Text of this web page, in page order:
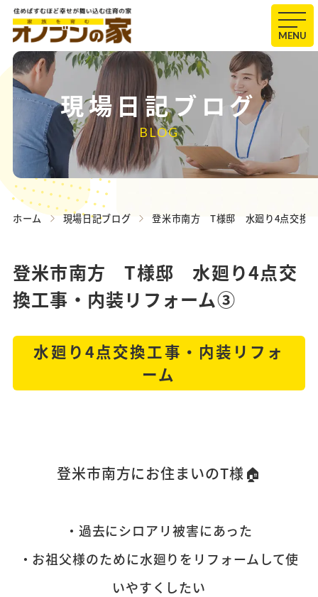
MENU
現場日記ブログ
BLOG
ホーム 現場日記ブログ 登米市南方 T様邸 水廻り4点交換
登米市南方 T様邸 水廻り4点交
換工事・内装リフォーム③
水廻り4点交換工事・内装リフォ
ーム
登米市南方にお住まいのT様 🏠
・過去にシロアリ被害にあった
・お祖父様のために水廻りをリフォームして使
いやすくしたい